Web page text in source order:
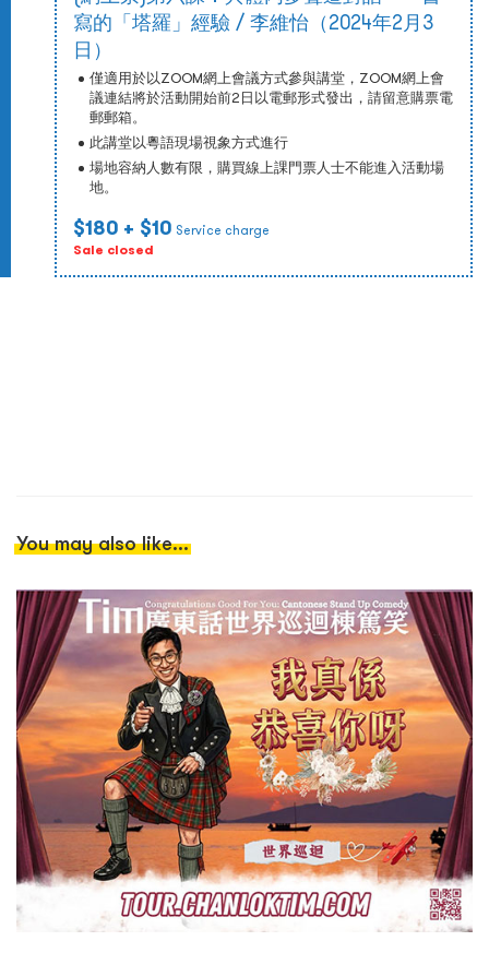
寫的「塔羅」經驗 / 李維怡（2024年2月3
日）
僅適用於以ZOOM網上會議方式參與講堂，ZOOM網上會
議連結將於活動開始前2日以電郵形式發出，請留意購票電
郵郵箱。
此講堂以粵語現場視象方式進行
場地容納人數有限，購買線上課門票人士不能進入活動場
地。
$180 + $10 Service charge
Sale closed
You may also like...